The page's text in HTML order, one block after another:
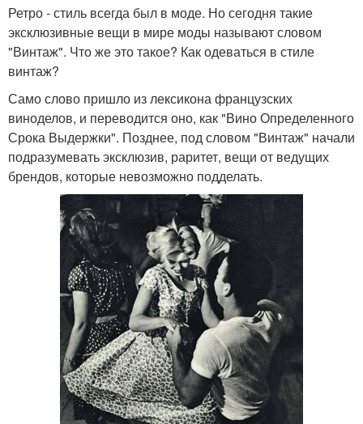
Ретро - стиль всегда был в моде. Но сегодня такие
эксклюзивные вещи в мире моды называют словом
"Винтаж". Что же это такое? Как одеваться в стиле
винтаж?
Само слово пришло из лексикона французских
виноделов, и переводится оно, как "Вино Определенного
Срока Выдержки". Позднее, под словом "Винтаж" начали
подразумевать эксклюзив, раритет, вещи от ведущих
брендов, которые невозможно подделать.